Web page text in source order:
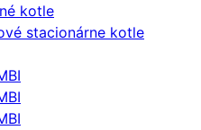
kotle
stacionárne kotle